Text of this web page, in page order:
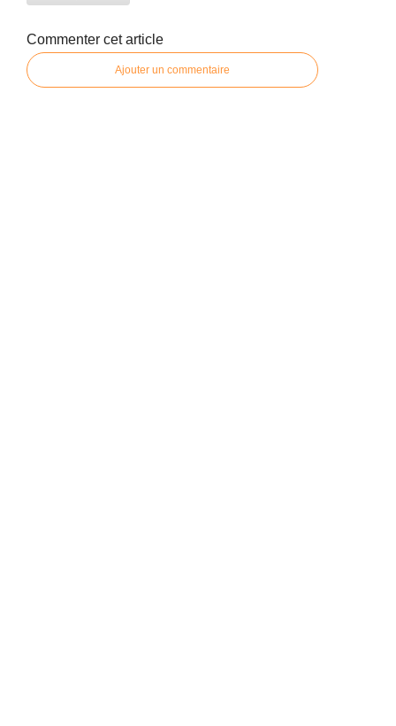
Commenter cet article
Ajouter un commentaire